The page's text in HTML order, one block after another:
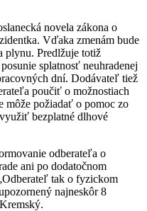
novela zákona o
Vďaka zmenám bude
plynu. Predlžuje totiž
splatnosť neuhradenej
dní. Dodávateľ tiež
poučiť o možnostiach
môže požiadať o pomoc zo
bezplatné dlhové
odberateľa o
ani po dodatočnom
tak o fyzickom
najneskôr 8